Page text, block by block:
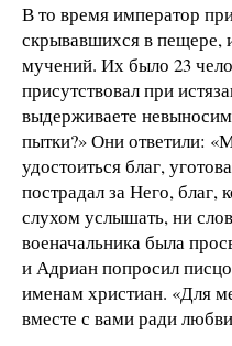
В то время император
скрывавшихся в пещере,
мучений. Их было 23
присутствовал при
выдерживаете
пытки?» Они ответили:
удостоиться благ,
пострадал за Него,
слухом услышать, ни
военачальника была
и Адриан попросил
именам христиан. «Для
вместе с вами ради